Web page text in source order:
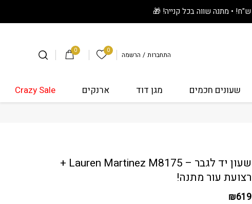
0 0 הרשימה שלי התחברות / הרשמה
שעונים חכמים מגן דוד ארנקים Crazy Sale
שעון יד לגבר – Lauren Martinez M8175 +
רצועת עור מתנה!
₪619